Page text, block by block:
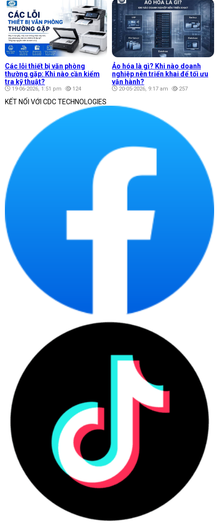
Các lỗi thiết bị văn phòng
thường gặp: Khi nào cần kiểm
tra kỹ thuật?
19-06-2026, 1:51 pm 124
Ảo hóa là gì? Khi nào doanh
nghiệp nên triển khai để tối ưu
vận hành?
20-05-2026, 9:17 am 257
KẾT NỐI VỚI CDC TECHNOLOGIES